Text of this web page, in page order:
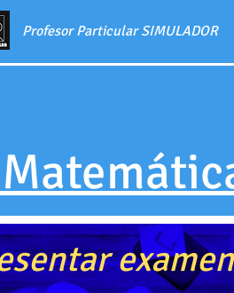
Profesor Particular SIMULADOR